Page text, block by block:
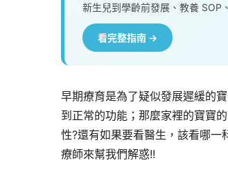
新生兒到學齡前發展、教養 SOP
看完整指南 →
早期療育是為了疑似發展遲緩的
到正常的功能；那麼家裡的寶寶
性?還有如果要看醫生，該看哪
療師來幫我們解惑!!